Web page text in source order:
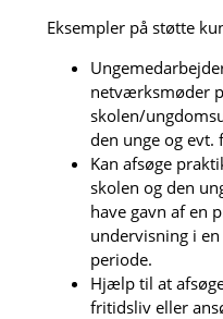
Eksempler på støtte
netværksmøder
skolen/
den unge og evt.
Kan afsøge
skolen og den
have gavn af en
undervisning i
periode.
Hjælp til at
fritidsliv eller